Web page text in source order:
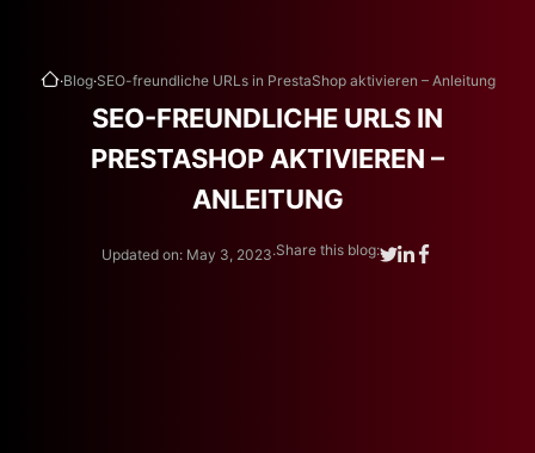
.Blog.SEO-freundliche URLs in PrestaShop aktivieren – Anleitung
SEO-FREUNDLICHE URLS IN
PRESTASHOP AKTIVIEREN –
ANLEITUNG
Updated on: May 3, 2023.Share this blog: